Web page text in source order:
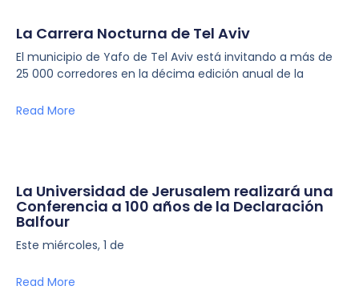
La Carrera Nocturna de Tel Aviv
El municipio de Yafo de Tel Aviv está invitando a más de
25 000 corredores en la décima edición anual de la
Read More
La Universidad de Jerusalem realizará una
Conferencia a 100 años de la Declaración
Balfour
Este miércoles, 1 de
Read More